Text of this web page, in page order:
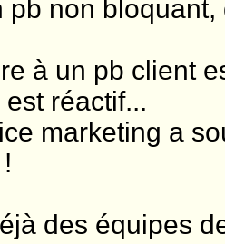
pb non
à un pb client
réactif...
marketing a
des équipes